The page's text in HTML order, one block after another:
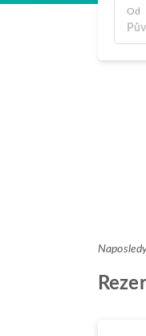
Od